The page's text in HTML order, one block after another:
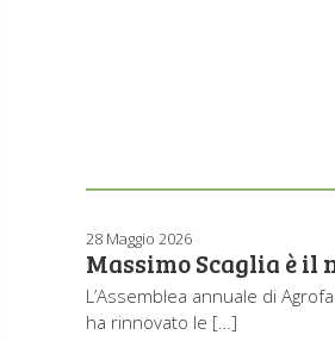
28 Maggio 2026
Massimo Scaglia è il
L’Assemblea annuale di
ha rinnovato le […]